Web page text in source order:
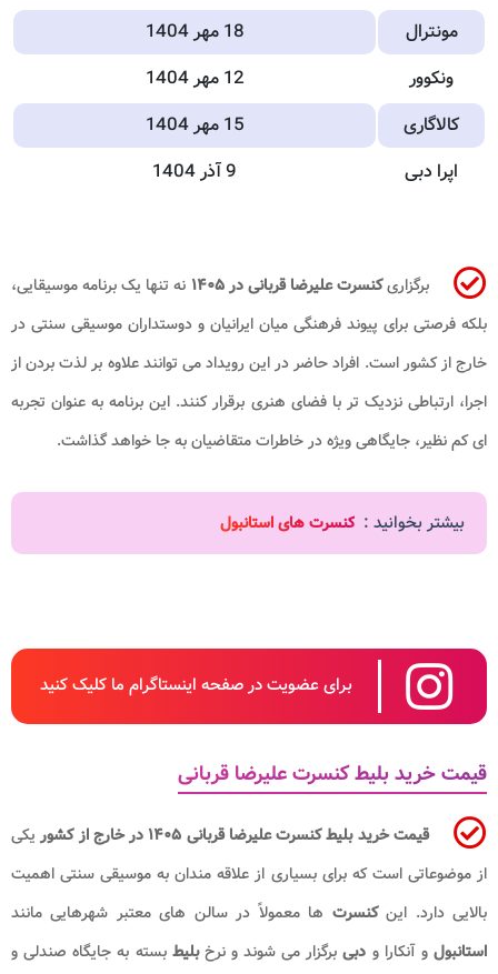
مونترال
18 مهر 1404
ونکوور
12 مهر 1404
کالاگاری
15 مهر 1404
اپرا دبی
9 آذر 1404
برگزاریکنسرت علیرضا قربانی در ۱۴۰۵
نه تنها یک برنامه موسیقایی،
بلکه فرصتی برای پیوند فرهنگی میان ایرانیان و دوستداران موسیقی سنتی در
خارج از کشور است. افراد حاضر در این رویداد می توانند علاوه بر لذت بردن از
اجرا، ارتباطی نزدیک تر با فضای هنری برقرار کنند. این برنامه به عنوان تجربه
ای کم نظیر، جایگاهی ویژه در خاطرات متقاضیان به جا خواهد گذاشت.
بیشتر بخوانید : کنسرت های استانبول
برای عضویت در صفحه اینستاگرام ما کلیک کنید
قیمت خرید بلیط کنسرت علیرضا قربانی
قیمت خرید بلیط کنسرت علیرضا قربانی ۱۴۰۵ در خارج از کشور
یکی
از موضوعاتی است که برای بسیاری از علاقه مندان به موسیقی سنتی اهمیت
بالایی دارد. اینکنسرت ها معمولاً در سالن های معتبر شهرهایی مانند
استانبولو آنکارا و دبی برگزار می شوند و نرخبلیطبسته به جایگاه صندلی و